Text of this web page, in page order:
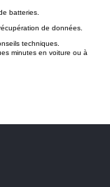
batteries.
de données.
techniques.
minutes en voiture ou à